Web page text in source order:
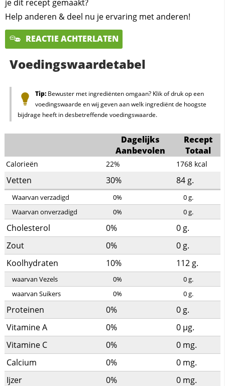
je dit recept gemaakt?
Help anderen & deel nu je ervaring met anderen!
REACTIE ACHTERLATEN
Voedingswaardetabel
Tip:Bewuster met ingrediënten omgaan? Klik of druk op een
voedingswaarde en wij geven aan welk ingrediënt de hoogste
bijdrage heeft in desbetreffende voedingswaarde.
Dagelijks
Aanbevolen
Recept
Totaal
Calorieën 22% 1768 kcal
Vetten 30% 84 g.
Waarvan verzadigd 0% 0g.
Waarvan onverzadigd
0% 0g.
Cholesterol 0% 0 g.
Zout
0% 0 g.
Koolhydraten
10% 112 g.
waarvan Vezels 0% 0g.
waarvan Suikers
0% 0g.
Proteinen 0% 0 g.
Vitamine A
0% 0 µg.
Vitamine C
0% 0 mg.
Calcium
0% 0 mg.
Ijzer
0% 0 mg.